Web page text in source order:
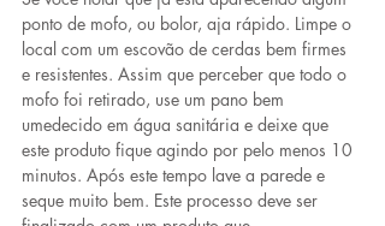
ponto de mofo, ou bolor, aja rápido. Limpe o
local com um escovão de cerdas bem firmes
e resistentes. Assim que perceber que todo o
mofo foi retirado, use um pano bem
umedecido em água sanitária e deixe que
este produto fique agindo por pelo menos 10
minutos. Após este tempo lave a parede e
seque muito bem. Este processo deve ser